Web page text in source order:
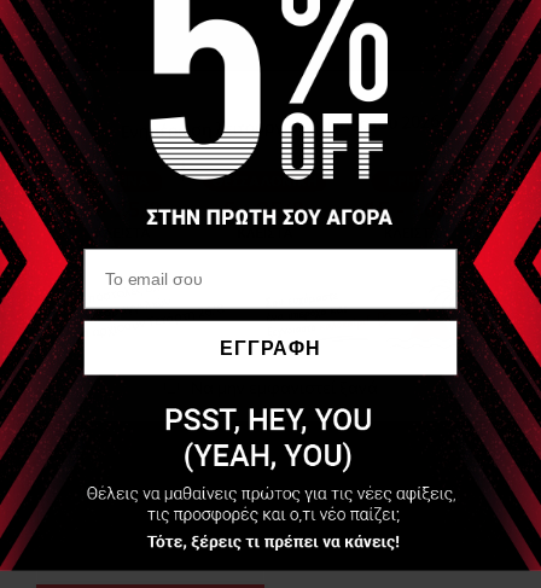
Είδες Πρόσφατα
SVELTUS
Σετ τριών λαβών έλξης
Διαθέσιμο
150,00 €
+450 Πόντοι
ΝΈΟ
ΕΓΓΡΑΦΗ